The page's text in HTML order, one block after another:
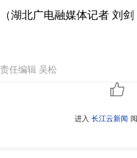
（湖北广电融媒体记者 刘剑
责任编辑 吴松
进入 长江云新闻